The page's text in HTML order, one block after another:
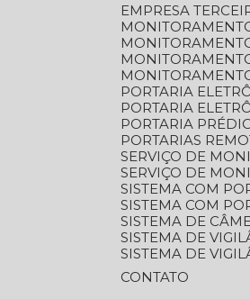
EMPRESA
PORTARIA
PORTARIA
PORTARIA
PORTARIAS
SERVIÇO DE
SERVIÇO DE
SISTEMA COM
SISTEMA COM
SISTEMA DE
SISTEMA DE
SISTEMA DE
CONTATO